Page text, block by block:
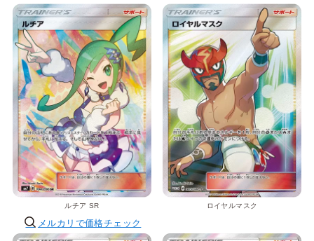
ルチア SR
メルカリで価格チェック
ロイヤルマスク